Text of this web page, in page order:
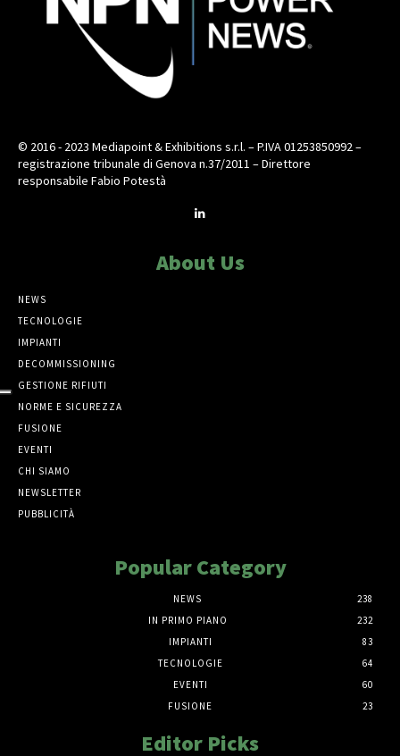
© 2016 - 2023 Mediapoint & Exhibitions s.r.l. – P.IVA 01253850992 –
registrazione tribunale di Genova n.37/2011 – Direttore
responsabile Fabio Potestà
About Us
NEWS
TECNOLOGIE
IMPIANTI
DECOMMISSIONING
GESTIONE RIFIUTI
NORME E SICUREZZA
FUSIONE
EVENTI
CHI SIAMO
NEWSLETTER
PUBBLICITÀ
Popular Category
NEWS
238
IN PRIMO PIANO
232
IMPIANTI
83
TECNOLOGIE
64
EVENTI
60
FUSIONE
23
Editor Picks